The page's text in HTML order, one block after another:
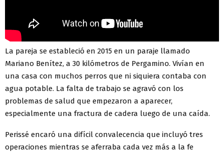
La pareja se estableció en 2015 en un paraje llamado
Mariano Benítez, a 30 kilómetros de Pergamino. Vivían en
una casa con muchos perros que ni siquiera contaba con
agua potable. La falta de trabajo se agravó con los
problemas de salud que empezaron a aparecer,
especialmente una fractura de cadera luego de una caída.
Perissé encaró una difícil convalecencia que incluyó tres
operaciones mientras se aferraba cada vez más a la fe